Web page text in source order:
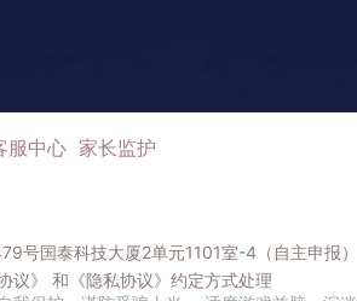
服中心 家长监护
号国泰科技大厦2单元1101室-4（自主申报）
议》 和 《隐私协议》 约定方式处理